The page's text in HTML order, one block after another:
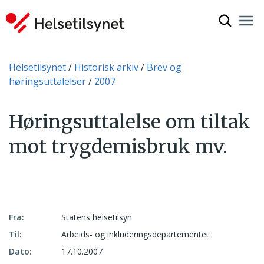
Du er her:
Helsetilsynet Historisk arkiv
Brev og
høringsuttalelser
2007
Høringsuttalelse om tiltak
mot trygdemisbruk mv.
Fra:
Statens helsetilsyn
Til:
Arbeids- og inkluderingsdepartementet
Dato:
17.10.2007